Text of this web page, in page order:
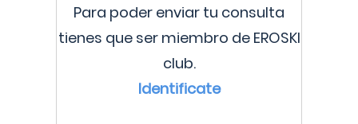
Para poder enviar tu consulta
tienes que ser miembro de EROSKI
club.
Identificate